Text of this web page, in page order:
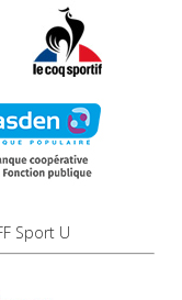
Sport U